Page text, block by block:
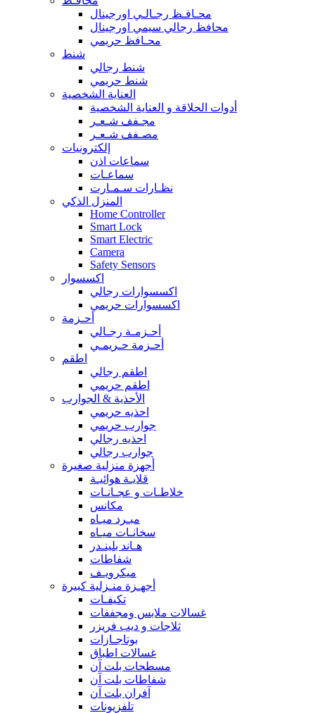
محـافـظ رجـالـي اورجينال
محافظ رجالي سيمي اورجينال
محـافظ حريمي
شنط
شنط رجالي
شنط حريمي
العناية الشخصية
أدوات الحلاقة و العناية الشخصية
مجـفف شـعـر
مصـفف شـعـر
إلكترونيات
سماعات اذن
سماعـات
نظـارات سـمـارت
المنزل الذكي
Home Controller
Smart Lock
Smart Electric
Camera
Safety Sensors
اكسسوار
اكسسوارات رجالي
اكسسوارات حريمي
أحـزمة
أحـزمـة رجـالي
أحـزمة حـريمـي
اطقم
اطقم رجالي
اطقم حريمي
الأحذية & الجوارب
احذيه حريمي
جوارب حريمي
احذيه رجالي
جوارب رجالي
أجهزة منزلية صغيرة
قلايـة هوائيـة
خلاطـات و عجـانـات
مكانس
مبـرد ميـاه
سخانـات ميـاه
هـاند بلينـدر
شفاطات
ميكرويـف
أجهـزة منـزلية كبيرة
تكيفـات
غسالات ملابس ومجففات
ثلاجات و ديب فريزر
بوتاجـازات
غسالات اطباق
مسطحات بلت آن
شفاطات بلت آن
آفران بلت آن
تلفزيونات